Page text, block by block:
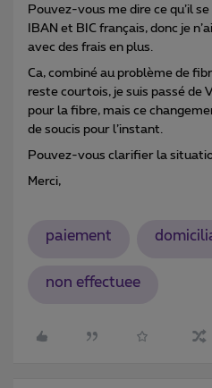
Pouvez-vous me dire ce qu’il
IBAN et BIC français, donc je
avec des frais en plus.
Ca, combiné au problème de
reste courtois, je suis passé de
pour la fibre, mais ce
de soucis pour l’instant.
Pouvez-vous clarifier la
Merci,
paiement
non effectuee